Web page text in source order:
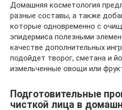
Домашняя косметология
разные составы, а также
которые одновременно с
эпидермиса полезными
качестве дополнительных
подойдет творог, сметана и
измельченные овощи или
Подготовительные
чисткой лица в